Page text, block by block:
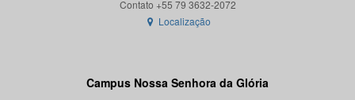
Localização
Campus Nossa Senhora da Glória